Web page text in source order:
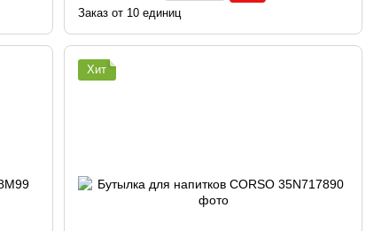
Заказ от 10 единиц
Хит